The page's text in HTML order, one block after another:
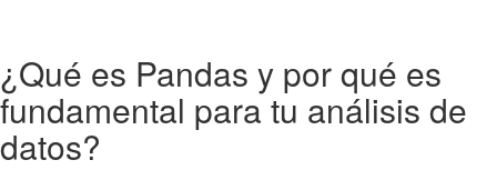
¿Qué es Pandas y por qué es
fundamental para tu análisis de
datos?